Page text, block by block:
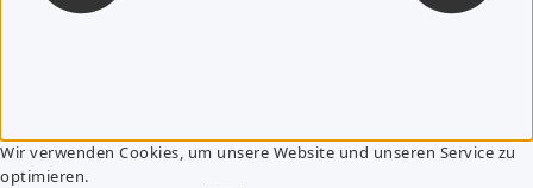
Wir verwenden Cookies, um unsere Website und unseren Service zu
optimieren.